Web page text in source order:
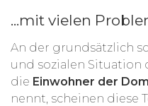
...mit vielen
An der grundsätzlich
und sozialen Situation
die Einwohner der
nennt, scheinen diese